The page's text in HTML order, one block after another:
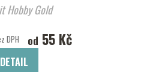
Hobby Gold
DPH od 55 Kč
DETAIL